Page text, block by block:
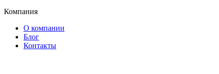
Компания
О компании
Блог
Контакты